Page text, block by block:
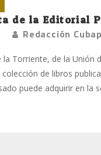
de la Editorial
Redacción
la Torriente, de la Unión
de libros
puede adquirir en la